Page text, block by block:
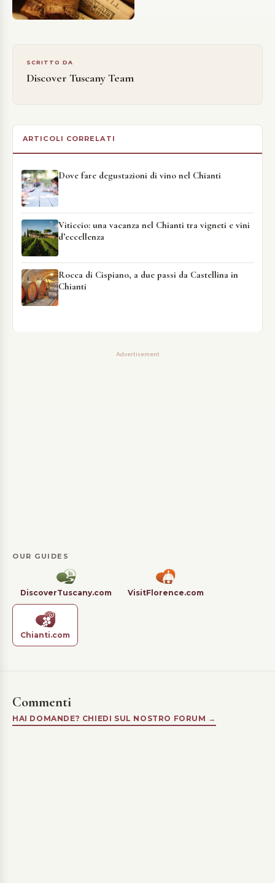
SCRITTO DA
Discover Tuscany Team
ARTICOLI CORRELATI
Dove fare degustazioni di vino nel Chianti
Viticcio: una vacanza nel Chianti tra vigneti e vini
d’eccellenza
Rocca di Cispiano, a due passi da Castellina in
Chianti
Advertisement
OUR GUIDES
DiscoverTuscany.com VisitFlorence.com
Chianti.com
Commenti
HAI DOMANDE? CHIEDI SUL NOSTRO FORUM →